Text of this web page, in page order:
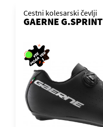
Cestni kolesarski čevlji
GAERNE G.SPRINT